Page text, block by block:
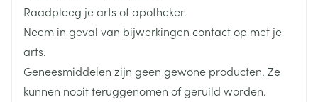
Diepte 110 mm
Verpakking
1
Raadpleeg je arts of apotheker.
Neem in geval van bijwerkingen contact op met je
arts.
Geneesmiddelen zijn geen gewone producten. Ze
kunnen nooit teruggenomen of geruild worden.